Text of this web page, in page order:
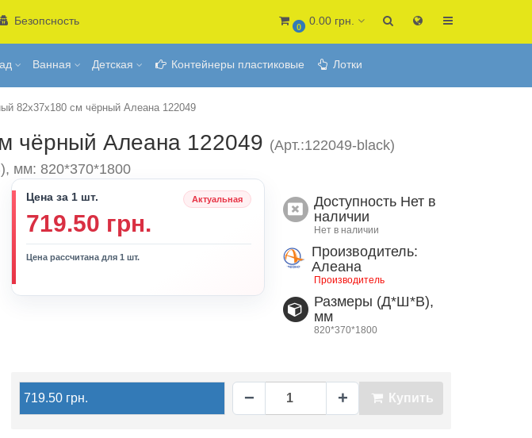
Безопсность
0
0.00 грн.
Ванная Детская Контейнеры пластиковые Лотки
82х37х180 см чёрный Алеана 122049
чёрный Алеана 122049 (Арт.:122049-black)
мм: 820*370*1800
Цена за 1 шт. Актуальная
719.50 грн.
Цена рассчитана для 1 шт.
Доступность Нет в
наличии
Нет в наличии
Производитель:
Алеана
Производитель
Размеры (Д*Ш*В),
мм
820*370*1800
719.50 грн. Купить
− +